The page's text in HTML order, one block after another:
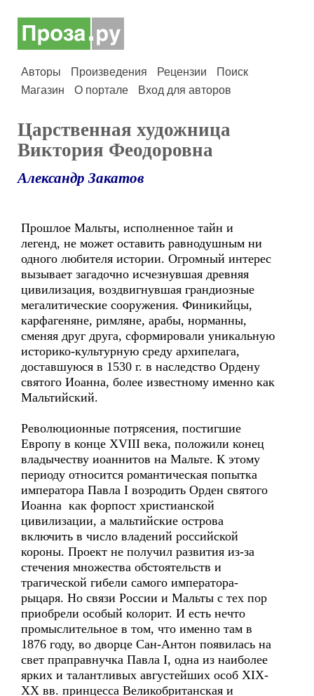
Авторы Произведения Рецензии
Поиск
Магазин
О портале Вход для авторов
Царственная художница
Виктория Феодоровна
Александр Закатов
Прошлое Мальты, исполненное тайн и
легенд, не может оставить равнодушным ни
одного любителя истории. Огромный интерес
вызывает загадочно исчезнувшая древняя
цивилизация, воздвигнувшая грандиозные
мегалитические сооружения. Финикийцы,
карфагеняне, римляне, арабы, норманны,
сменяя друг друга, сформировали уникальную
историко-культурную среду архипелага,
доставшуюся в 1530 г. в наследство Ордену
святого Иоанна, более известному именно как
Мальтийский.
Революционные потрясения, постигшие
Европу в конце XVIII века, положили конец
владычеству иоаннитов на Мальте. К этому
периоду относится романтическая попытка
императора Павла I возродить Орден святого
Иоанна как форпост христианской
цивилизации, а мальтийские острова
включить в число владений российской
короны. Проект не получил развития из-за
стечения множества обстоятельств и
трагической гибели самого императора-
рыцаря. Но связи России и Мальты с тех пор
приобрели особый колорит. И есть нечто
промыслительное в том, что именно там в
1876 году, во дворце Сан-Антон появилась на
свет праправнучка Павла I, одна из наиболее
ярких и талантливых августейших особ XIX-
XX вв. принцесса Великобританская и